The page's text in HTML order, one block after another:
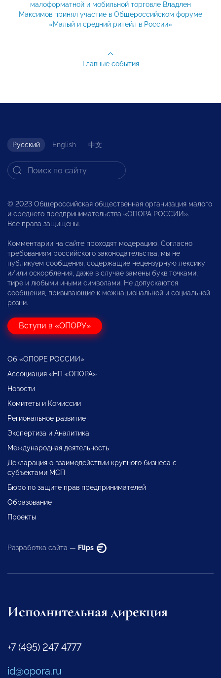
малоформатной и мобильной торговле Владлен
Максимов принял участие в Общероссийском форуме
«Малый и средний ритейл в России»
Главные события
Русский English 中文
© 2023 Общероссийская общественная организация малого
и среднего предпринимательства «ОПОРА РОССИИ».
Все права защищены.
Комментарии на сайте проходят модерацию. Согласно
требованиям российского законодательства, мы не
публикуем сообщения, содержащие нецензурную лексику
и/или оскорбления, даже в случае замены букв точками,
тире и любыми иными символами. Не допускаются
сообщения, призывающие к межнациональной и социальной
розни.
Вступи в «ОПОРУ»
Об «ОПОРЕ РОССИИ»
Ассоциация «НП «ОПОРА»
Новости
Комитеты и Комиссии
Региональное развитие
Экспертиза и Аналитика
Международная деятельность
Декларация о взаимодействии крупного бизнеса с
субъектами МСП
Бюро по защите прав предпринимателей
Образование
Проекты
Разработка сайта — Flips
Исполнительная дирекция
+7 (495) 247 4777
id@opora.ru